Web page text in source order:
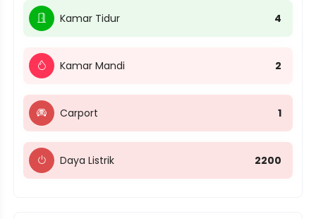
Kamar Tidur 4
Kamar Mandi 2
Carport 1
Daya Listrik 2200